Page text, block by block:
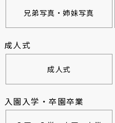
兄弟写真・姉妹写真
成人式
成人式
入園入学・卒園卒業